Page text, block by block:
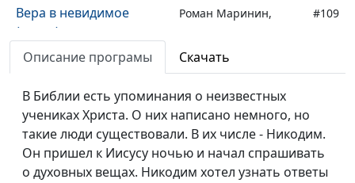
Вера в невидимое
(весна)
Роман Маринин,
#109
Невидимая защита
Роман Маринин,
Невидимая защита
(осень)
Роман Маринин,
священнослужитель
Невидимая защита
Роман Маринин,
#106
Описание програмы Скачать
В Библии есть упоминания о неизвестных
учениках Христа. О них написано немного, но
такие люди существовали. В их числе - Никодим.
Он пришел к Иисусу ночью и начал спрашивать
о духовных вещах. Никодим хотел узнать ответы